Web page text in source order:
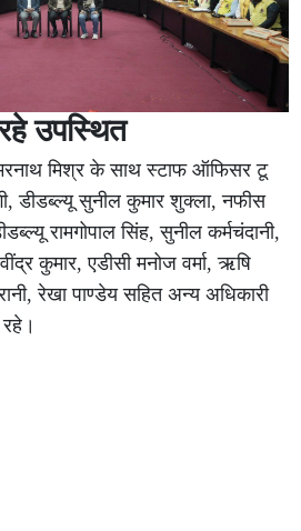
उपस्थित
मिश्र के साथ स्टाफ ऑफिसर टू
डीडब्ल्यू सुनील कुमार शुक्ला, नफीस
रामगोपाल सिंह, सुनील कर्मचंदानी,
कुमार, एडीसी मनोज वर्मा, ऋषि
रेखा पाण्डेय सहित अन्य अधिकारी
रहे।